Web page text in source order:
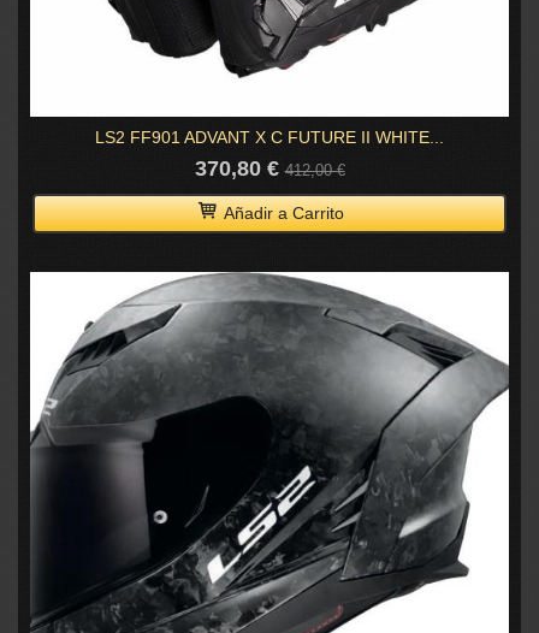
LS2 FF901 ADVANT X C FUTURE II WHITE...
370,80 €412,00 €
Añadir a Carrito